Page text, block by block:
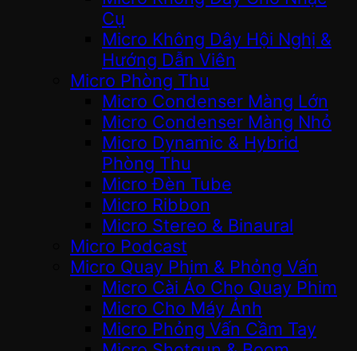
Cụ
Micro Không Dây Hội Nghị &
Hướng Dẫn Viên
Micro Phòng Thu
Micro Condenser Màng Lớn
Micro Condenser Màng Nhỏ
Micro Dynamic & Hybrid
Phòng Thu
Micro Đèn Tube
Micro Ribbon
Micro Stereo & Binaural
Micro Podcast
Micro Quay Phim & Phỏng Vấn
Micro Cài Áo Cho Quay Phim
Micro Cho Máy Ảnh
Micro Phỏng Vấn Cầm Tay